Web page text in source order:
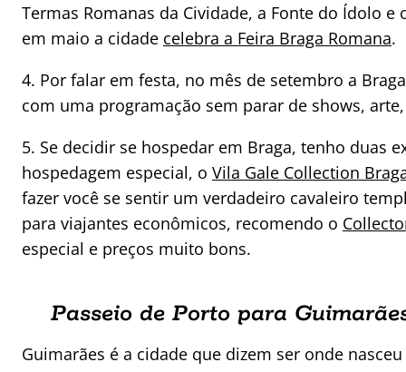
Termas Romanas da Cividade, a Fonte do Ídolo
em maio a cidade celebra a Feira Braga Romana.
4. Por falar em festa, no mês de setembro a
com uma programação sem parar de shows,
5. Se decidir se hospedar em Braga, tenho duas
hospedagem especial, o Vila Gale Collection
fazer você se sentir um verdadeiro cavaleiro
para viajantes econômicos, recomendo o
especial e preços muito bons.
Passeio de Porto para
Guimarães é a cidade que dizem ser onde